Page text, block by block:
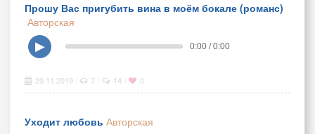
Прошу Вас пригубить вина в моём бокале (романс)
Авторская
▶
0:00 / 0:00
20.11.2019 7 14 0
Уходит любовь Авторская